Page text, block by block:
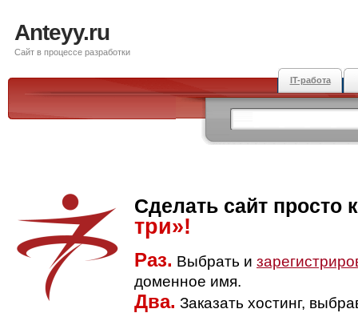
Anteyy.ru
Сайт в процессе разработки
IT-работа
Сделать сайт просто
три»!
Раз. Выбрать и
доменное имя.
Два. Заказать хостинг,